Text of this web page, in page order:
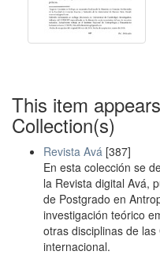
This item
Collection(s)
Revista Avá [387]
En esta colección se
la Revista digital Avá,
de Postgrado en
investigación teórico
otras disciplinas de
internacional.